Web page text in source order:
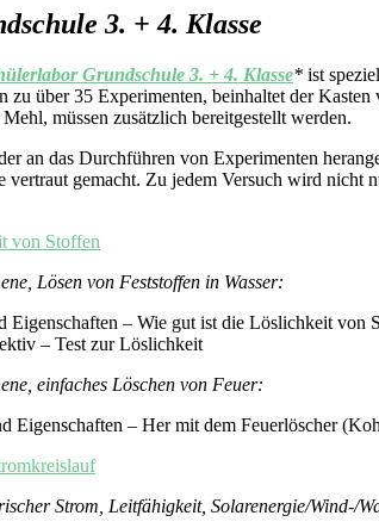
3. + 4. Klasse
Grundschule 3. + 4. Klasse* ist
zu über 35 Experimenten, beinhaltet der
müssen zusätzlich bereitgestellt werden.
an das Durchführen von Experimenten
vertraut gemacht. Zu jedem Versuch wird
Lösen von Feststoffen in Wasser:
Eigenschaften – Wie gut ist die Löslichkeit von
– Test zur Löslichkeit
einfaches Löschen von Feuer:
Eigenschaften – Her mit dem Feuerlöscher
Strom, Leitfähigkeit, Solarenergie/Wind-/